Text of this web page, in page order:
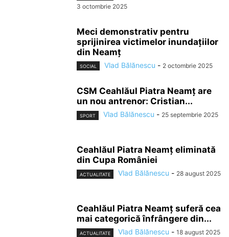
3 octombrie 2025
Meci demonstrativ pentru
sprijinirea victimelor inundațiilor
din Neamț
SOCIAL Vlad Bălănescu - 2 octombrie 2025
CSM Ceahlăul Piatra Neamț are
un nou antrenor: Cristian...
SPORT Vlad Bălănescu - 25 septembrie 2025
Ceahlăul Piatra Neamț eliminată
din Cupa României
ACTUALITATE Vlad Bălănescu - 28 august 2025
Ceahlăul Piatra Neamț suferă cea
mai categorică înfrângere din...
ACTUALITATE Vlad Bălănescu - 18 august 2025